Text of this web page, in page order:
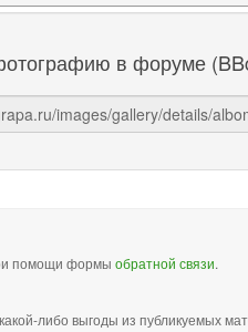
в форуме
помощи формы обратной связи.
либо выгоды из публикуемых